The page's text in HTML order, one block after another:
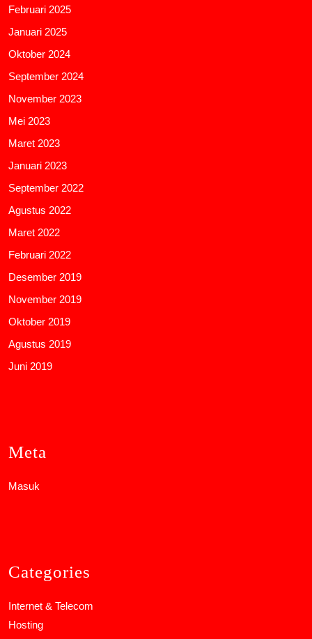
Februari 2025
Januari 2025
Oktober 2024
September 2024
November 2023
Mei 2023
Maret 2023
Januari 2023
September 2022
Agustus 2022
Maret 2022
Februari 2022
Desember 2019
November 2019
Oktober 2019
Agustus 2019
Juni 2019
Meta
Masuk
Categories
Internet & Telecom
Hosting